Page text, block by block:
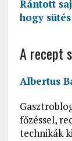
Rántott
hogy
A recept
Albertus
főzéssel,
technikák